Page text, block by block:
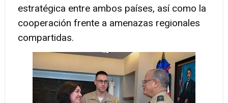
estratégica entre ambos países, así como la
cooperación frente a amenazas regionales
compartidas.